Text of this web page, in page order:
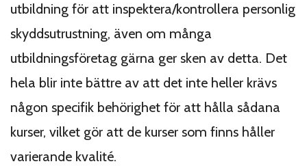
utbildning för att inspektera/kontrollera personlig
skyddsutrustning, även om många
utbildningsföretag gärna ger sken av detta. Det
hela blir inte bättre av att det inte heller krävs
någon specifik behörighet för att hålla sådana
kurser, vilket gör att de kurser som finns håller
varierande kvalité.